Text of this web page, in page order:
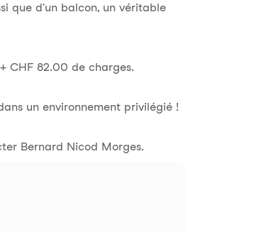
que d'un balcon, un véritable
CHF 82.00 de charges.
un environnement privilégié !
Bernard Nicod Morges.